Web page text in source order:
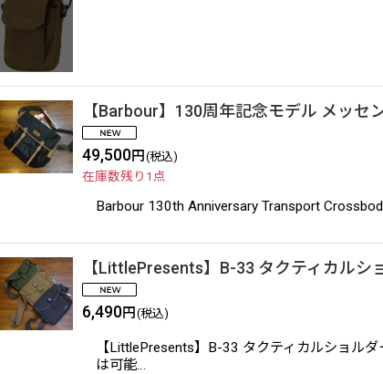
【Barbour】130周年記念モデル メッセ
49,500円 (税込)
在庫数残り1点
Barbour 130th Anniversary Transport
【LittlePresents】B-33 タクティカルシ
6,490円 (税込)
【LittlePresents】B-33 タクティカルショル
は可能…